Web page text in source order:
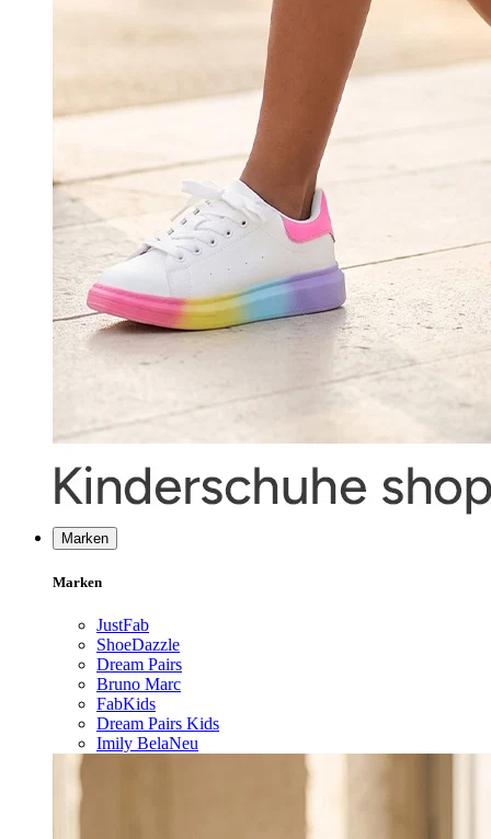
Marken
Marken
JustFab
ShoeDazzle
Dream Pairs
Bruno Marc
FabKids
Dream Pairs Kids
Imily BelaNeu